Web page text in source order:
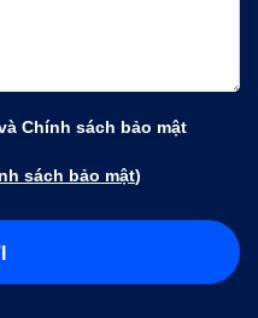
Chính sách bảo mật
sách bảo mật)